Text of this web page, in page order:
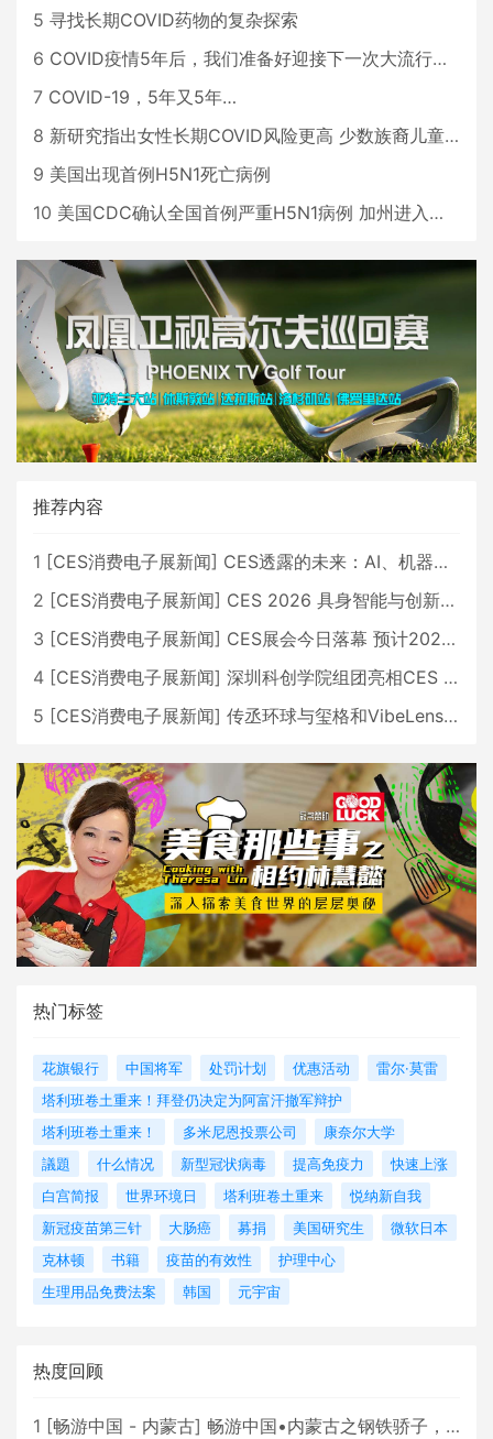
5 寻找长期COVID药物的复杂探索
6 COVID疫情5年后，我们准备好迎接下一次大流行了吗？
7 COVID-19，5年又5年…
8 新研究指出女性长期COVID风险更高 少数族裔儿童存在差异
9 美国出现首例H5N1死亡病例
10 美国CDC确认全国首例严重H5N1病例 加州进入紧急状态
推荐内容
1 [CES消费电子展新闻] CES透露的未来：AI、机器人与智能生活大爆发
2 [CES消费电子展新闻] CES 2026 具身智能与创新领域 中国公司大放异彩
3 [CES消费电子展新闻] CES展会今日落幕 预计2026行业收入将超五千亿美元
4 [CES消费电子展新闻] 深圳科创学院组团亮相CES 广受好评
5 [CES消费电子展新闻] 传丞环球与玺格和VibeLens共同推出全新耳机
热门标签
花旗银行 中国将军 处罚计划 优惠活动
雷尔·莫雷
塔利班卷土重来！拜登仍决定为阿富汗撤军辩护
塔利班卷土重来！
多米尼恩投票公司
康奈尔大学
議題
什么情况 新型冠状病毒 提高免疫力
快速上涨
白宫简报
世界环境日 塔利班卷土重来
悦纳新自我
新冠疫苗第三针
大肠癌 募捐 美国研究生
微软日本
克林顿
书籍 疫苗的有效性
护理中心
生理用品免费法案
韩国 元宇宙
热度回顾
1 [畅游中国 - 内蒙古] 畅游中国•内蒙古之钢铁骄子，魅力包头